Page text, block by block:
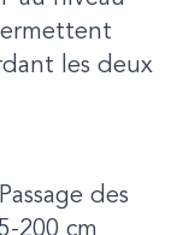
les deux
des
200 cm